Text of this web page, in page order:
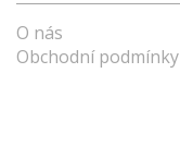
O nás
Obchodní podmínky